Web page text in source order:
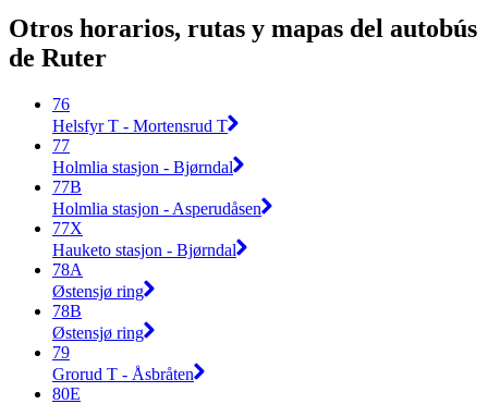
Otros horarios, rutas y mapas del autobús
de Ruter
76
Helsfyr T - Mortensrud T
77
Holmlia stasjon - Bjørndal
77B
Holmlia stasjon - Asperudåsen
77X
Hauketo stasjon - Bjørndal
78A
Østensjø ring
78B
Østensjø ring
79
Grorud T - Åsbråten
80E